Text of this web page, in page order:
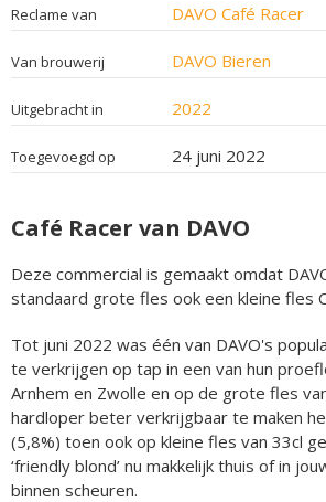
Reclame van DAVO Café Racer
Van brouwerij DAVO Bieren
Uitgebracht in 2022
Toegevoegd op 24 juni 2022
Café Racer van DAVO
Deze commercial is gemaakt omdat
standaard grote fles ook een kleine fles
Tot juni 2022 was één van DAVO's
te verkrijgen op tap in een van hun
Arnhem en Zwolle en op de grote fles
hardloper beter verkrijgbaar te maken
(5,8%) toen ook op kleine fles van 33cl
‘friendly blond’ nu makkelijk thuis of in
binnen scheuren.